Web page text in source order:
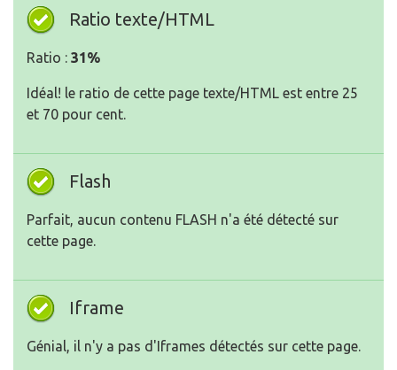
Ratio texte/HTML
Ratio : 31%
Idéal! le ratio de cette page texte/HTML est entre 25
et 70 pour cent.
Flash
Parfait, aucun contenu FLASH n'a été détecté sur
cette page.
Iframe
Génial, il n'y a pas d'Iframes détectés sur cette page.